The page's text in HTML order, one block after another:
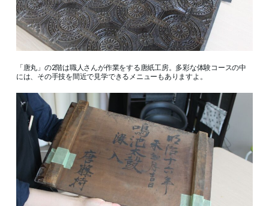
「唐丸」の2階は職人さんが作業をする唐紙工房。多彩な体験コースの中
には、その手技を間近で見学できるメニューもありますよ。